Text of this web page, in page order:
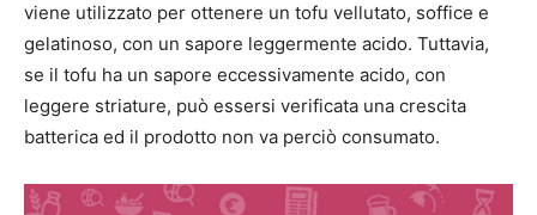
viene utilizzato per ottenere un tofu vellutato, soffice e
gelatinoso, con un sapore leggermente acido. Tuttavia,
se il tofu ha un sapore eccessivamente acido, con
leggere striature, può essersi verificata una crescita
batterica ed il prodotto non va perciò consumato.